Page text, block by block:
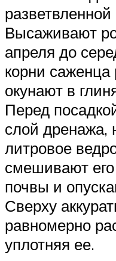
Высаживают
апреля до
корни
окунают в
Перед
слой дренажа,
литровое
смешивают
почвы и
Сверху
равномерно
уплотняя ее.